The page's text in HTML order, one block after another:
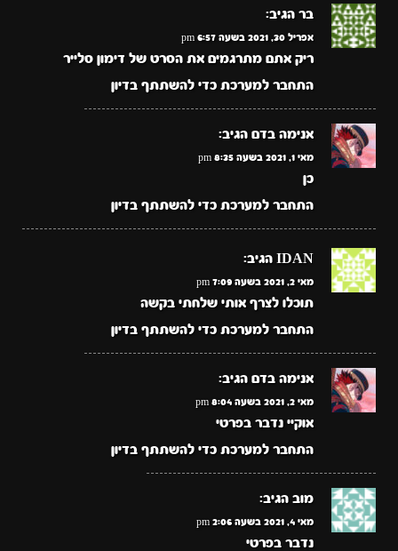
בר הגיב:
אפריל 30, 2021 בשעה 6:57 pm
ריק אתם מתרגמים את הסרט של דימון סלייר
התחבר למערכת כדי להשתתף בדיון
אנימה בדם הגיב:
מאי 1, 2021 בשעה 8:35 pm
כן
התחבר למערכת כדי להשתתף בדיון
IDAN הגיב:
מאי 2, 2021 בשעה 7:09 pm
תוכלו לצרף אותי שלחתי בקשה
התחבר למערכת כדי להשתתף בדיון
אנימה בדם הגיב:
מאי 2, 2021 בשעה 8:04 pm
אוקיי נדבר בפרטי
התחבר למערכת כדי להשתתף בדיון
מוב הגיב:
מאי 4, 2021 בשעה 2:06 pm
נדבר בפרטי